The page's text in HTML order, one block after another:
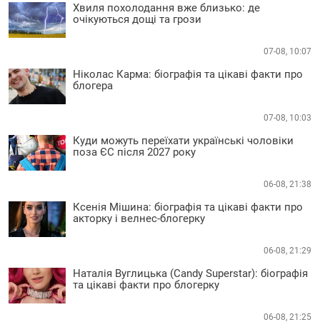
Хвиля похолодання вже близько: де
очікуються дощі та грози
07-08, 10:07
Ніколас Карма: біографія та цікаві факти про
блогера
07-08, 10:03
Куди можуть переїхати українські чоловіки
поза ЄС після 2027 року
06-08, 21:38
Ксенія Мішина: біографія та цікаві факти про
акторку і велнес-блогерку
06-08, 21:29
Наталія Вуглицька (Candy Superstar): біографія
та цікаві факти про блогерку
06-08, 21:25